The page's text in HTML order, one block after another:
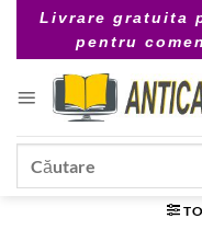
Livrare gratuita
pentru
Caută